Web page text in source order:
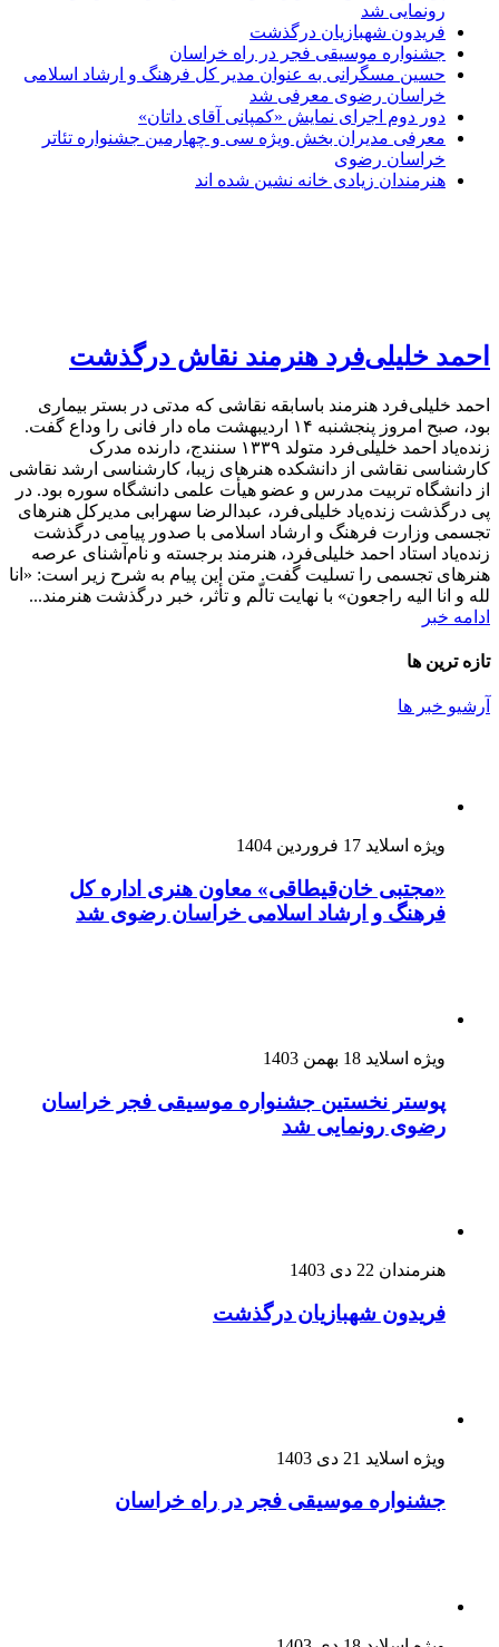
رونمایی شد
فریدون شهبازیان درگذشت
جشنواره موسیقی فجر در راه خراسان
حسین مسگرانی به عنوان مدیر کل فرهنگ و ارشاد اسلامی
خراسان رضوی معرفی شد
دور دوم اجرای نمایش «کمپانی آقای داتان»
معرفی مدیران بخش ویژه سی و چهارمین جشنواره تئاتر
خراسان رضوی
هنرمندان زیادی خانه نشین شده اند
احمد خلیلی‌فرد هنرمند نقاش درگذشت
احمد خلیلی‌فرد هنرمند باسابقه نقاشی که مدتی در بستر بیماری
بود، صبح امروز پنجشنبه ۱۴ اردیبهشت ماه دار فانی را وداع گفت.
زنده‌یاد احمد خلیلی‌فرد متولد ۱۳۳۹ سنندج، دارنده مدرک
کارشناسی نقاشی از دانشکده هنرهای زیبا، کارشناسی ارشد نقاشی
از دانشگاه تربیت مدرس و عضو هیأت علمی دانشگاه سوره بود. در
پی درگذشت زنده‌یاد خلیلی‌فرد، عبدالرضا سهرابی مدیرکل هنرهای
تجسمی وزارت فرهنگ و ارشاد اسلامی با صدور پیامی درگذشت
زنده‌یاد استاد احمد خلیلی‌فرد، هنرمند برجسته و نام‌آشنای عرصه
هنرهای تجسمی را تسلیت گفت. متن این پیام به شرح زیر است: «انا
لله و انا الیه راجعون» با نهایت تالّم و تأثر، خبر درگذشت هنرمند...
ادامه خبر
تازه ترین ها
آرشیو خبر ها
ویژه اسلاید 17 فروردین 1404
«مجتبی خان‌قیطاقی» معاون هنری اداره کل
فرهنگ و ارشاد اسلامی خراسان رضوی شد
ویژه اسلاید 18 بهمن 1403
پوستر نخستین جشنواره موسیقی فجر خراسان
رضوی رونمایی شد
هنرمندان 22 دی 1403
فریدون شهبازیان درگذشت
ویژه اسلاید 21 دی 1403
جشنواره موسیقی فجر در راه خراسان